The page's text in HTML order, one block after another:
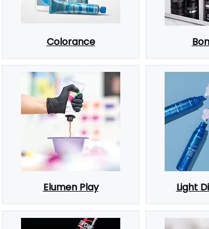
Colorance
Elumen Play Light